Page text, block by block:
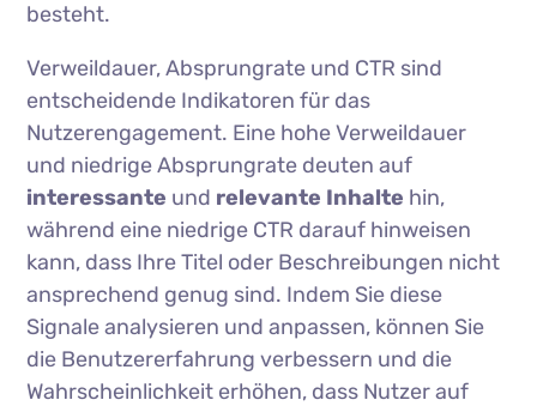
besteht.
Verweildauer, Absprungrate und CTR sind
entscheidende Indikatoren für das
Nutzerengagement. Eine hohe Verweildauer
und niedrige Absprungrate deuten auf
interessante und relevante Inhalte hin,
während eine niedrige CTR darauf hinweisen
kann, dass Ihre Titel oder Beschreibungen nicht
ansprechend genug sind. Indem Sie diese
Signale analysieren und anpassen, können Sie
die Benutzererfahrung verbessern und die
Wahrscheinlichkeit erhöhen, dass Nutzer auf